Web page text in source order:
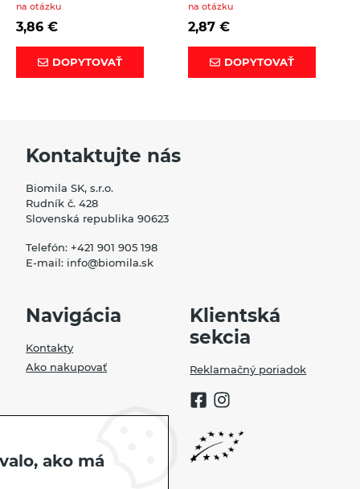
na otázku
3,86 €
DOPYTOVAŤ
na otázku
2,87 €
DOPYTOVAŤ
Kontaktujte nás
Biomila SK, s.r.o.
Rudník č. 428
Slovenská republika 90623
Telefón: +421 901 905 198
E-mail: info@biomila.sk
Navigácia
Kontakty
Ako nakupovať
Klientská
sekcia
Reklamačný poriadok
ako má